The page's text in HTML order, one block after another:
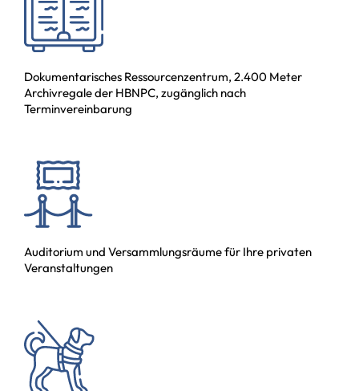
Dokumentarisches Ressourcenzentrum, 2.400 Meter
Archivregale der HBNPC, zugänglich nach
Terminvereinbarung
Auditorium und Versammlungsräume für Ihre privaten
Veranstaltungen